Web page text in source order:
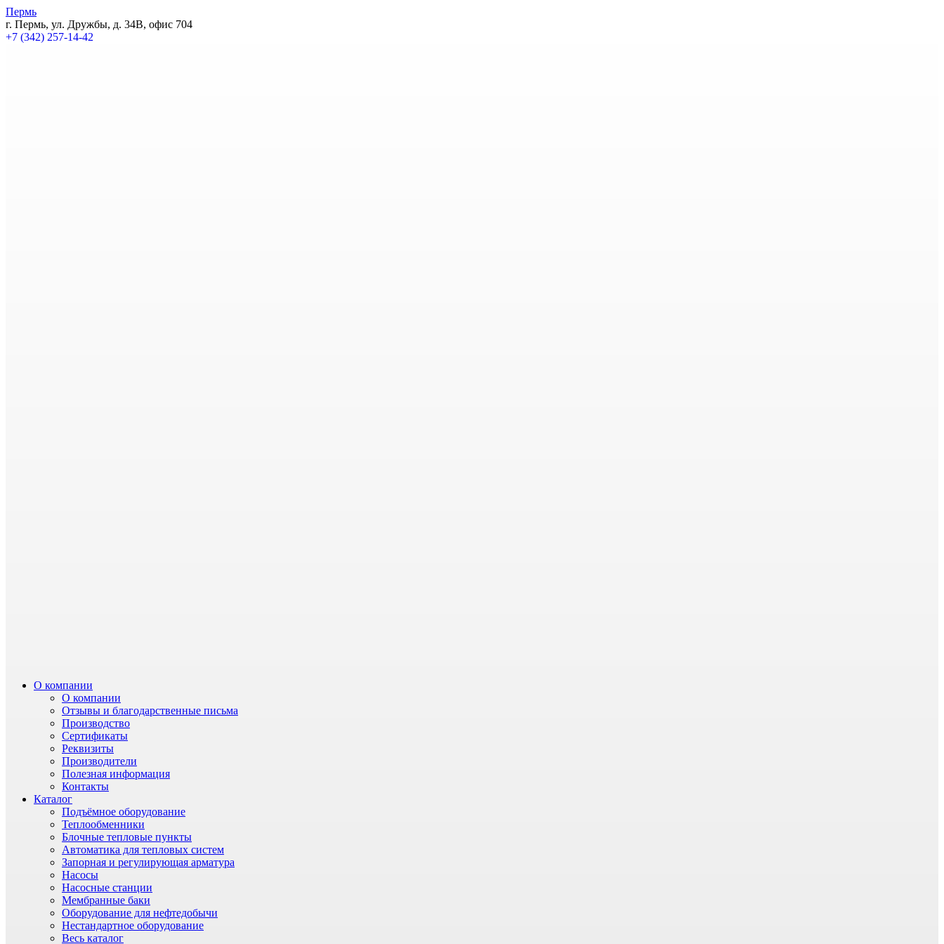
Пермь
г. Пермь, ул. Дружбы, д. 34В, офис 704
+7 (342) 257-14-42
О компании
О компании
Отзывы и благодарственные письма
Производство
Сертификаты
Реквизиты
Производители
Полезная информация
Контакты
Каталог
Подъёмное оборудование
Теплообменники
Блочные тепловые пункты
Автоматика для тепловых систем
Запорная и регулирующая арматура
Насосы
Насосные станции
Мембранные баки
Оборудование для нефтедобычи
Нестандартное оборудование
Весь каталог